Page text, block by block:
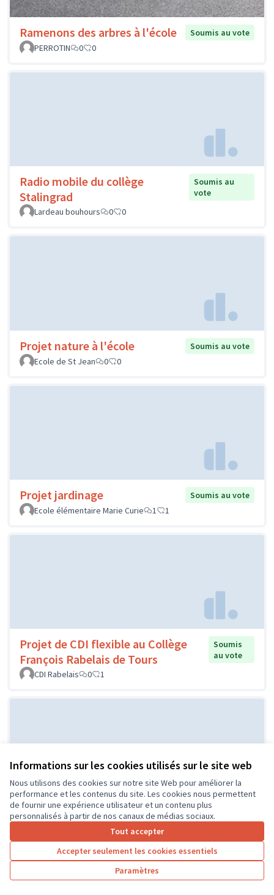
Informations sur les cookies utilisés sur le site web
Nous utilisons des cookies sur notre site Web pour améliorer la
performance et les contenus du site. Les cookies nous permettent
de fournir une expérience utilisateur et un contenu plus
personnalisés à partir de nos canaux de médias sociaux.
Tout accepter
Accepter seulement les cookies essentiels
Paramètres
Ramenons des arbres à l'école
Soumis au vote
PERROTIN
0 0
Radio mobile du collège
Stalingrad
Soumis au
vote
Lardeau bouhours
0 0
Projet nature à l'école
Soumis au vote
Ecole de St Jean
0 0
Projet jardinage
Soumis au vote
Ecole élémentaire Marie Curie
1 1
Projet de CDI flexible au Collège
François Rabelais de Tours
Soumis
au vote
CDI Rabelais
0 1
Projet d'un city stade par le CME
de l'Île Bouchard
Soumis au
vote